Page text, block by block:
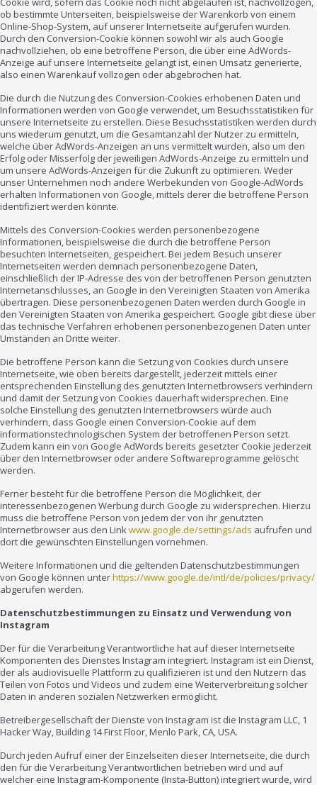
ob bestimmte Unterseiten, beispielsweise der Warenkorb von einem
Online-Shop-System, auf unserer Internetseite aufgerufen wurden.
Durch den Conversion-Cookie können sowohl wir als auch Google
nachvollziehen, ob eine betroffene Person, die über eine AdWords-
Anzeige auf unsere Internetseite gelangt ist, einen Umsatz generierte,
also einen Warenkauf vollzogen oder abgebrochen hat.
Die durch die Nutzung des Conversion-Cookies erhobenen Daten und
Informationen werden von Google verwendet, um Besuchsstatistiken für
unsere Internetseite zu erstellen. Diese Besuchsstatistiken werden durch
uns wiederum genutzt, um die Gesamtanzahl der Nutzer zu ermitteln,
welche über AdWords-Anzeigen an uns vermittelt wurden, also um den
Erfolg oder Misserfolg der jeweiligen AdWords-Anzeige zu ermitteln und
um unsere AdWords-Anzeigen für die Zukunft zu optimieren. Weder
unser Unternehmen noch andere Werbekunden von Google-AdWords
erhalten Informationen von Google, mittels derer die betroffene Person
identifiziert werden könnte.
Mittels des Conversion-Cookies werden personenbezogene
Informationen, beispielsweise die durch die betroffene Person
besuchten Internetseiten, gespeichert. Bei jedem Besuch unserer
Internetseiten werden demnach personenbezogene Daten,
einschließlich der IP-Adresse des von der betroffenen Person genutzten
Internetanschlusses, an Google in den Vereinigten Staaten von Amerika
übertragen. Diese personenbezogenen Daten werden durch Google in
den Vereinigten Staaten von Amerika gespeichert. Google gibt diese über
das technische Verfahren erhobenen personenbezogenen Daten unter
Umständen an Dritte weiter.
Die betroffene Person kann die Setzung von Cookies durch unsere
Internetseite, wie oben bereits dargestellt, jederzeit mittels einer
entsprechenden Einstellung des genutzten Internetbrowsers verhindern
und damit der Setzung von Cookies dauerhaft widersprechen. Eine
solche Einstellung des genutzten Internetbrowsers würde auch
verhindern, dass Google einen Conversion-Cookie auf dem
informationstechnologischen System der betroffenen Person setzt.
Zudem kann ein von Google AdWords bereits gesetzter Cookie jederzeit
über den Internetbrowser oder andere Softwareprogramme gelöscht
werden.
Ferner besteht für die betroffene Person die Möglichkeit, der
interessenbezogenen Werbung durch Google zu widersprechen. Hierzu
muss die betroffene Person von jedem der von ihr genutzten
Internetbrowser aus den Linkwww.google.de/settings/ads aufrufen und
dort die gewünschten Einstellungen vornehmen.
Weitere Informationen und die geltenden Datenschutzbestimmungen
von Google können unterhttps://www.google.de/intl/de/policies/privacy/
abgerufen werden.
Datenschutzbestimmungen zu Einsatz und Verwendung von
Instagram
Der für die Verarbeitung Verantwortliche hat auf dieser Internetseite
Komponenten des Dienstes Instagram integriert. Instagram ist ein Dienst,
der als audiovisuelle Plattform zu qualifizieren ist und den Nutzern das
Teilen von Fotos und Videos und zudem eine Weiterverbreitung solcher
Daten in anderen sozialen Netzwerken ermöglicht.
Betreibergesellschaft der Dienste von Instagram ist die Instagram LLC, 1
Hacker Way, Building 14 First Floor, Menlo Park, CA, USA.
Durch jeden Aufruf einer der Einzelseiten dieser Internetseite, die durch
den für die Verarbeitung Verantwortlichen betrieben wird und auf
welcher eine Instagram-Komponente (Insta-Button) integriert wurde, wird